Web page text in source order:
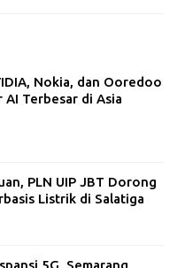
Nokia, dan Ooredoo
Terbesar di Asia
PLN UIP JBT Dorong
Listrik di Salatiga
5G, Semarang